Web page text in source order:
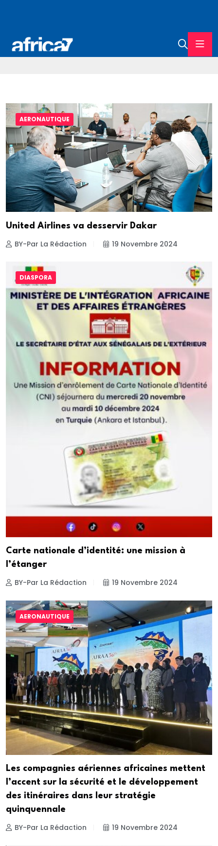
AERONAUTIQUE
United Airlines va desservir Dakar
BY-Par La Rédaction 19 Novembre 2024
DIASPORA
Carte nationale d’identité: une mission à
l’étanger
BY-Par La Rédaction 19 Novembre 2024
AERONAUTIQUE
Les compagnies aériennes africaines mettent
l’accent sur la sécurité et le développement
des itinéraires dans leur stratégie
quinquennale
BY-Par La Rédaction 19 Novembre 2024